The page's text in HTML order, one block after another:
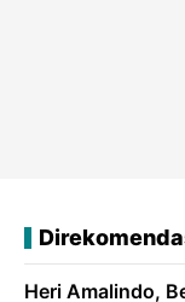
Heri Amalindo,